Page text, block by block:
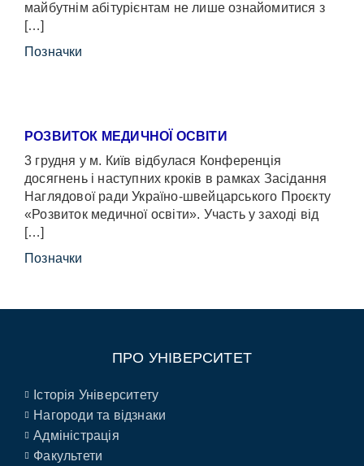
майбутнім абітурієнтам не лише ознайомитися з
[…]
Позначки
РОЗВИТОК МЕДИЧНОЇ ОСВІТИ
3 грудня у м. Київ відбулася Конференція
досягнень і наступних кроків в рамках Засідання
Наглядової ради Україно-швейцарського Проєкту
«Розвиток медичної освіти». Участь у заході від
[…]
Позначки
ПРО УНІВЕРСИТЕТ
Історія Університету
Нагороди та відзнаки
Адміністрація
Факультети